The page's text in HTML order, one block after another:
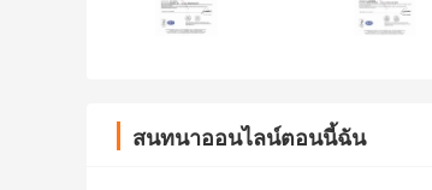
สนทนาออนไลน์ตอนนี้ฉัน